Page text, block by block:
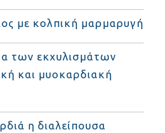
με κολπική μαρμαρυγή
των εκχυλισμάτων
και μυοκαρδιακή
η διαλείπουσα